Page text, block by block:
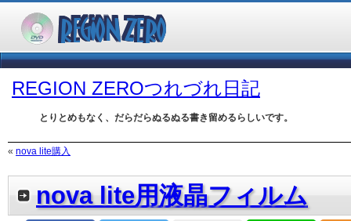
REGION ZEROつれづれ日記
とりとめもなく、だらだらぬるぬる書き留めるらしいです。
« nova lite購入
nova lite用液晶フィルム